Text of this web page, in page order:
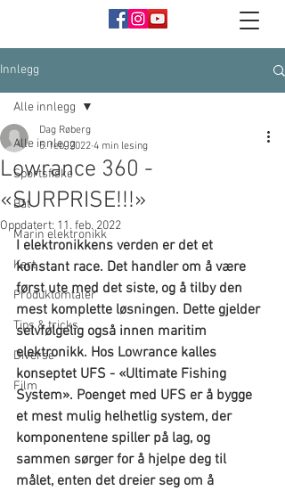
Innlegg
Alle innlegg
Sportsfiske
Båt
Marin elektronikk
Kart
Produktomtaler
Tips & tricks
Diverse
Film
Alle innlegg
Lowrance 360 -
«SURPRISE!!!»
Dag Røberg
5. feb. 2022 4 min lesing
Oppdatert:11. feb. 2022
I elektronikkens verden er det et
konstant race. Det handler om å være
først ute med det siste, og å tilby den
mest komplette løsningen. Dette gjelder
selvfølgelig også innen maritim
elektronikk. Hos Lowrance kalles
konseptet UFS - «Ultimate Fishing
System». Poenget med UFS er å bygge
et mest mulig helhetlig system, der
komponentene spiller på lag, og
sammen sørger for å hjelpe deg til
målet, enten det dreier seg om å